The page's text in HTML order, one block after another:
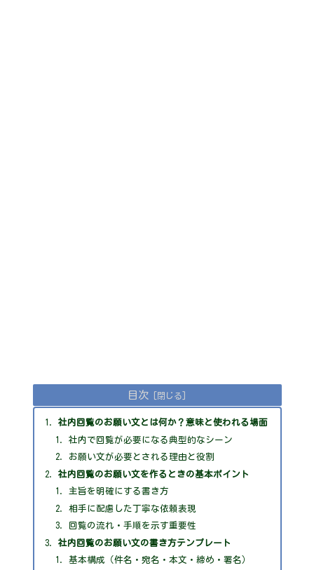
目次
社内回覧のお願い文とは何か？意味と使われる場面
社内で回覧が必要になる典型的なシーン
お願い文が必要とされる理由と役割
社内回覧のお願い文を作るときの基本ポイント
主旨を明確にする書き方
相手に配慮した丁寧な依頼表現
回覧の流れ・手順を示す重要性
社内回覧のお願い文の書き方テンプレート
基本構成（件名・宛名・本文・締め・署名）